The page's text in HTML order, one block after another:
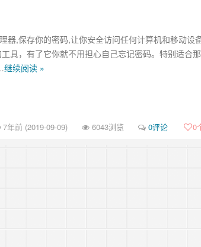
器,保存你的密码,让你安全访问任何计算机和移动设备
具，有了它你就不用担心自己忘记密码。特别适合
继续阅读 »
7年前 (2019-09-09) 6043浏览 0评论 0